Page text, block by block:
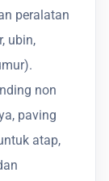
peralatan
ubin,
non
paving
atap,